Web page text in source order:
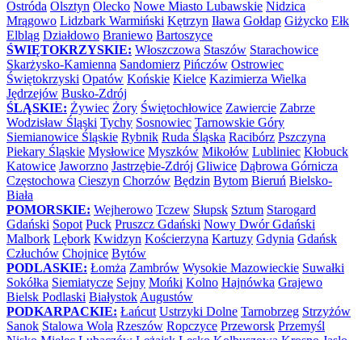
Ostróda Olsztyn Olecko Nowe Miasto Lubawskie Nidzica
Mrągowo Lidzbark Warmiński Kętrzyn Iława Gołdap Giżycko Ełk
Elbląg Działdowo Braniewo Bartoszyce
ŚWIĘTOKRZYSKIE: Włoszczowa Staszów Starachowice
Skarżysko-Kamienna Sandomierz Pińczów Ostrowiec
Świętokrzyski Opatów Końskie Kielce Kazimierza Wielka
Jędrzejów Busko-Zdrój
ŚLĄSKIE: Żywiec Żory Świętochłowice Zawiercie Zabrze
Wodzisław Śląski Tychy Sosnowiec Tarnowskie Góry
Siemianowice Śląskie Rybnik Ruda Śląska Racibórz Pszczyna
Piekary Śląskie Mysłowice Myszków Mikołów Lubliniec Kłobuck
Katowice Jaworzno Jastrzębie-Zdrój Gliwice Dąbrowa Górnicza
Częstochowa Cieszyn Chorzów Będzin Bytom Bieruń Bielsko-
Biała
POMORSKIE: Wejherowo Tczew Słupsk Sztum Starogard
Gdański Sopot Puck Pruszcz Gdański Nowy Dwór Gdański
Malbork Lębork Kwidzyn Kościerzyna Kartuzy Gdynia Gdańsk
Człuchów Chojnice Bytów
PODLASKIE: Łomża Zambrów Wysokie Mazowieckie Suwałki
Sokółka Siemiatycze Sejny Mońki Kolno Hajnówka Grajewo
Bielsk Podlaski Białystok Augustów
PODKARPACKIE: Łańcut Ustrzyki Dolne Tarnobrzeg Strzyżów
Sanok Stalowa Wola Rzeszów Ropczyce Przeworsk Przemyśl